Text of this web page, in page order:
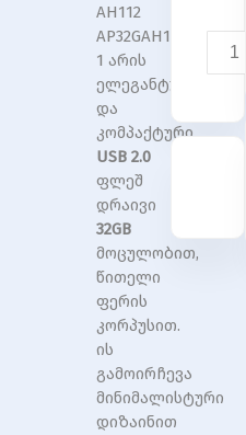
AH112
AP32GAH112R-
1 არის
ელეგანტური
და
კომპაქტური
USB 2.0
ფლეშ
დრაივი
32GB
მოცულობით,
წითელი
ფერის
კორპუსით.
ის
გამოირჩევა
მინიმალისტური
დიზაინით
USB
AH112